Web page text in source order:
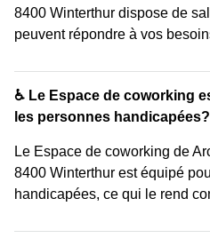
8400 Winterthur dispose de
peuvent répondre à vos
♿ Le Espace de coworking
les personnes handicapées?
Le Espace de coworking de
8400 Winterthur est équipé
handicapées, ce qui le rend